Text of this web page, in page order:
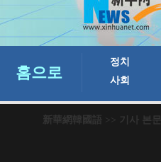
新華網韓國語 >> 기사 본문